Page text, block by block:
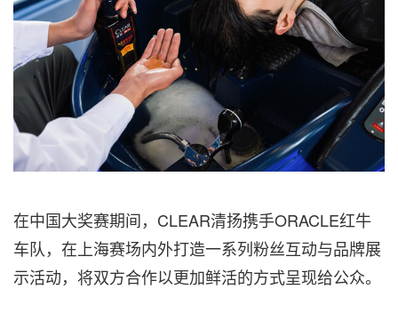
在中国大奖赛期间，CLEAR清扬携手ORACLE红牛
车队，在上海赛场内外打造一系列粉丝互动与品牌展
示活动，将双方合作以更加鲜活的方式呈现给公众。